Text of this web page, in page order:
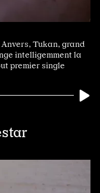
Tukan, grand
intelligemment la
premier single